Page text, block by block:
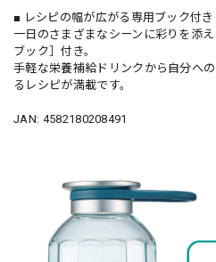
■ レシピの幅が広がる専用ブック付き
一日のさまざまなシーンに彩りを添
ブック］付き。
手軽な栄養補給ドリンクから自分へ
るレシピが満載です。
JAN: 4582180208491